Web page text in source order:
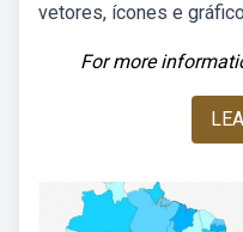
vetores, ícones e
For more